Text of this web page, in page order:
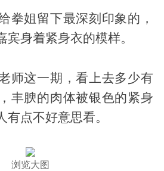
拳姐留下最深刻印象的，
宾身着紧身衣的模样。
师这一期，看上去多少有
丰腴的肉体被银色的紧身
点不好意思看。
浏览大图